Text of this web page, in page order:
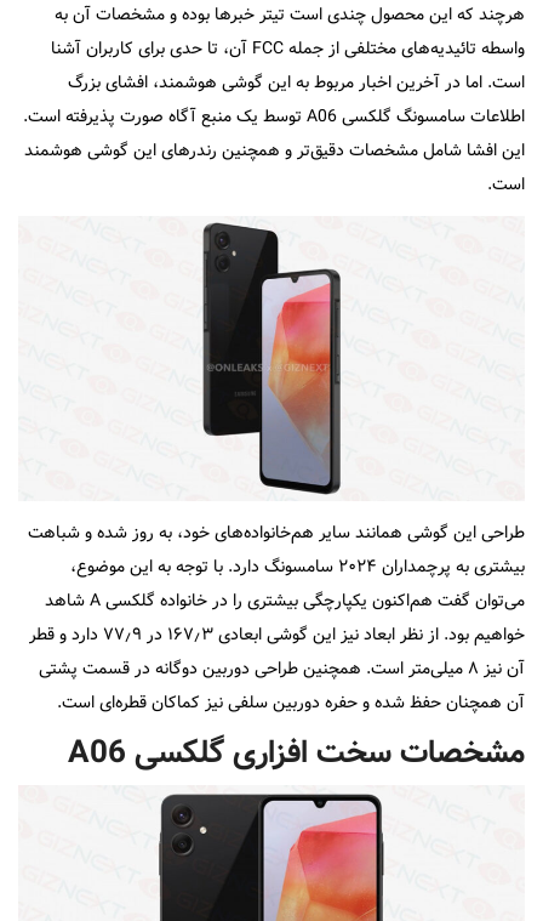
هرچند که این محصول چندی است تیتر خبرها بوده و مشخصات آن به
واسطه تائیدیه‌های مختلفی از جمله FCC آن، تا حدی برای کاربران آشنا
است. اما در آخرین اخبار مربوط به این گوشی هوشمند، افشای بزرگ
اطلاعات سامسونگ گلکسی A06 توسط یک منبع آگاه صورت پذیرفته است.
این افشا شامل مشخصات دقیق‌تر و همچنین رندرهای این گوشی هوشمند
است.
طراحی این گوشی همانند سایر هم‌خانواده‌های خود، به روز شده و شباهت
بیشتری به پرچمداران ۲۰۲۴ سامسونگ دارد. با توجه به این موضوع،
می‌توان گفت هم‌اکنون یکپارچگی بیشتری را در خانواده گلکسی A شاهد
خواهیم بود. از نظر ابعاد نیز این گوشی ابعادی ۱۶۷٫۳ در ۷۷٫۹ دارد و قطر
آن نیز ۸ میلی‌متر است. همچنین طراحی دوربین دوگانه در قسمت پشتی
آن همچنان حفظ شده و حفره دوربین سلفی نیز کماکان قطره‌ای است.
مشخصات سخت افزاری گلکسی A06